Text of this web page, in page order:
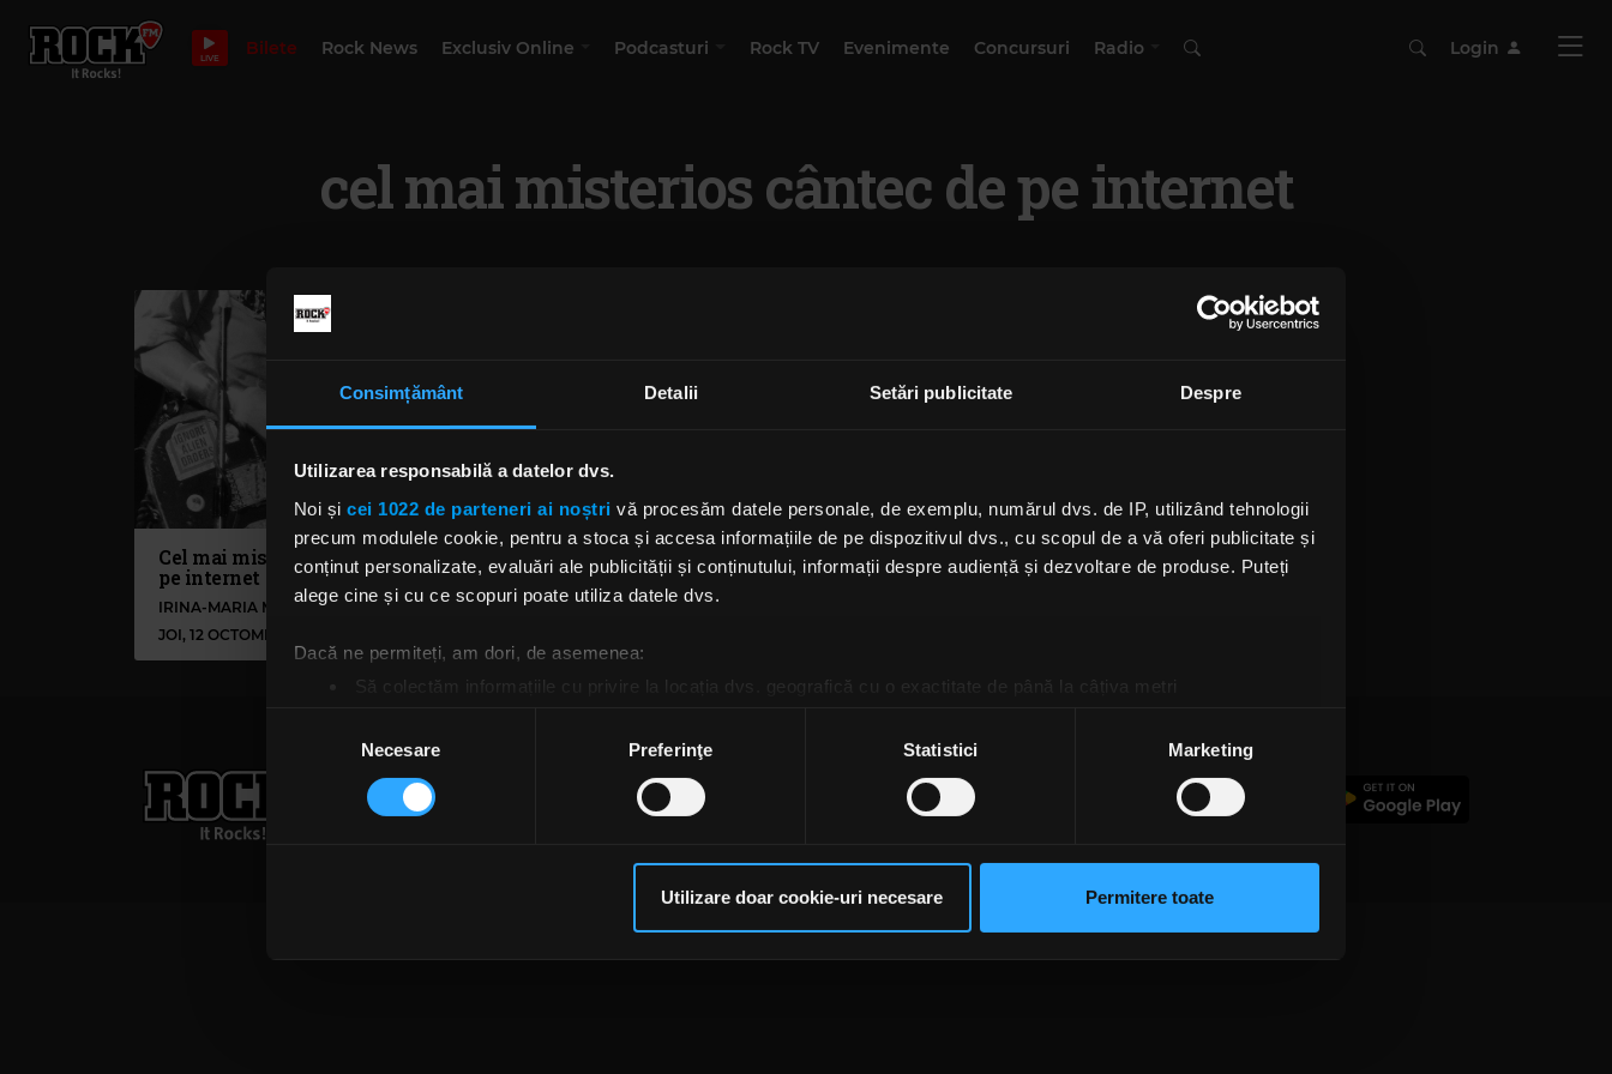
Consimțământ Detalii Setări publicitate Despre
Utilizarea responsabilă a datelor dvs.
Noi și cei 1022 de parteneri ai noștri vă procesăm datele personale, de exemplu, numărul dvs. de IP, utilizând tehnologii
precum modulele cookie, pentru a stoca și accesa informațiile de pe dispozitivul dvs., cu scopul de a vă oferi publicitate și
conținut personalizate, evaluări ale publicității și conținutului, informații despre audiență și dezvoltare de produse. Puteți
alege cine și cu ce scopuri poate utiliza datele dvs.
Dacă ne permiteți, am dori, de asemenea:
Să colectăm informațiile cu privire la locația dvs. geografică cu o exactitate de până la câțiva metri
Găsiți mai multe informații despre procesarea datelor dvs. personale și configurați-vă preferințele la
secțiunea cu detalii
Vă puteți modifica sau retrage oricând acordul din Declarația despre modulele cookie.
traficul. De asemenea, le oferim partenerilor de rețele sociale, de publicitate și de analize informații cu privire la modul în
care folosiți site-ul nostru. Aceștia le pot combina cu alte informații oferite de dvs. sau culese în urma folosirii serviciilor
consimțământului
Necesare Preferinţe Statistici Marketing
Utilizare doar cookie-uri necesare Permitere toate
LIVE Bilete Rock News Exclusiv Online Podcasturi Rock TV Evenimente Concursuri Radio Login
cel mai misterios cântec de pe internet
Cel mai misterios cântec de
pe internet
IRINA-MARIA MARINESCU
JOI, 12 OCTOMBRIE 2023
021 318 8000 Contact form Date societate
Cod deontologic